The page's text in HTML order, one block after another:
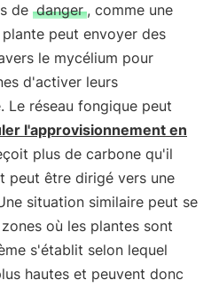
de danger , comme une
peut envoyer des
le mycélium pour
d'activer leurs
Le réseau fongique peut
l'approvisionnement en
plus de carbone qu'il
peut être dirigé vers une
situation similaire peut se
où les plantes sont
s'établit selon lequel
hautes et peuvent donc